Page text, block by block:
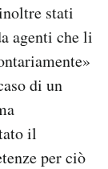
stati
agenti che li
di un
il
per ciò